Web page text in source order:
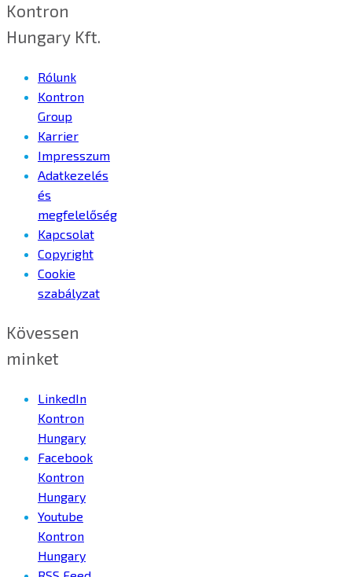
Kontron
Hungary Kft.
Rólunk
Kontron
Group
Karrier
Impresszum
Adatkezelés
és
megfelelőség
Kapcsolat
Copyright
Cookie
szabályzat
Kövessen
minket
LinkedIn
Kontron
Hungary
Facebook
Kontron
Hungary
Youtube
Kontron
Hungary